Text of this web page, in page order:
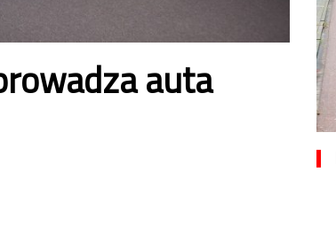
auta